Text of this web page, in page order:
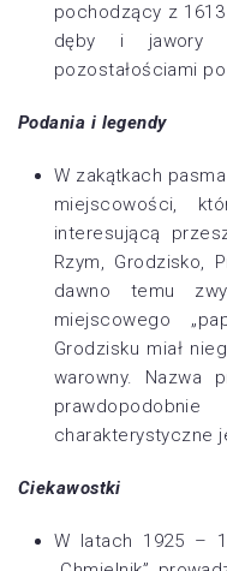
pochodzący z
dęby i jawory
pozostałościami
Podania i legendy
W zakątkach
miejscowości,
interesującą
Rzym, Grodzisko,
dawno temu
miejscowego
Grodzisku miał
warowny. Nazwa
charakterystyczne
Ciekawostki
W latach 1925 –